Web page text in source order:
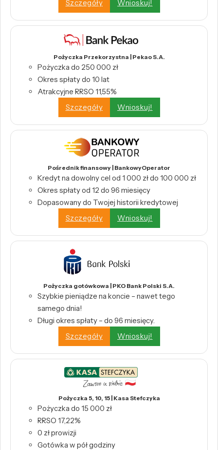
Szczegóły Wnioskuj!
Pożyczka Przekorzystna | Pekao S.A.
Pożyczka do 250 000 zł
Okres spłaty do 10 lat
Atrakcyjne RRSO 11,55%
Szczegóły
Wnioskuj!
Pośrednik finansowy | BankowyOperator
Kredyt na dowolny cel od 1 000 zł do 100 000 zł
Okres spłaty od 12 do 96 miesięcy
Dopasowany do Twojej historii kredytowej
Szczegóły
Wnioskuj!
Pożyczka gotówkowa | PKO Bank Polski S.A.
Szybkie pieniądze na koncie – nawet tego
samego dnia!
Długi okres spłaty – do 96 miesięcy.
Szczegóły
Wnioskuj!
Pożyczka 5, 10, 15 | Kasa Stefczyka
Pożyczka do 15 000 zł
RRSO 17,22%
0 zł prowizji
Gotówka w pół godziny